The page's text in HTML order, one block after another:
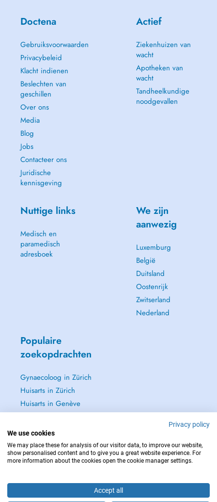
Doctena
Gebruiksvoorwaarden
Privacybeleid
Klacht indienen
Beslechten van
geschillen
Over ons
Media
Blog
Jobs
Contacteer ons
Juridische
kennisgeving
Actief
Ziekenhuizen van
wacht
Apotheken van
wacht
Tandheelkundige
noodgevallen
Nuttige links
Medisch en
paramedisch
adresboek
We zijn
aanwezig
Luxemburg
België
Duitsland
Oostenrijk
Zwitserland
Nederland
Populaire
zoekopdrachten
Gynaecoloog in Zürich
Huisarts in Zürich
Huisarts in Genève
NEEM IN GEVAL VAN NOOD CONTACT OP MET : 144
Privacy policy
We use cookies
We may place these for analysis of our visitor data, to improve our website,
show personalised content and to give you a great website experience. For
more information about the cookies open the cookie manager settings.
Accept all